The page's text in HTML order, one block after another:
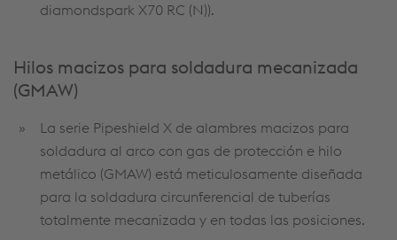
diamondspark X70 RC (N)).
Hilos macizos para soldadura mecanizada
(GMAW)
La serie Pipeshield X de alambres macizos para
soldadura al arco con gas de protección e hilo
metálico (GMAW) está meticulosamente diseñada
para la soldadura circunferencial de tuberías
totalmente mecanizada y en todas las posiciones.